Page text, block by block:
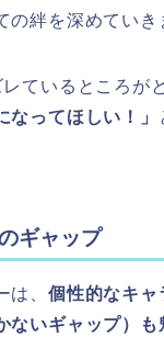
の絆を深めていき
ているところが
なってほしい！」
ギャップ
は、 個性的なキャ
ないギャップ）も